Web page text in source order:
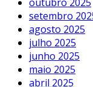
setembro
agosto 2025
julho 2025
junho 2025
maio 2025
abril 2025